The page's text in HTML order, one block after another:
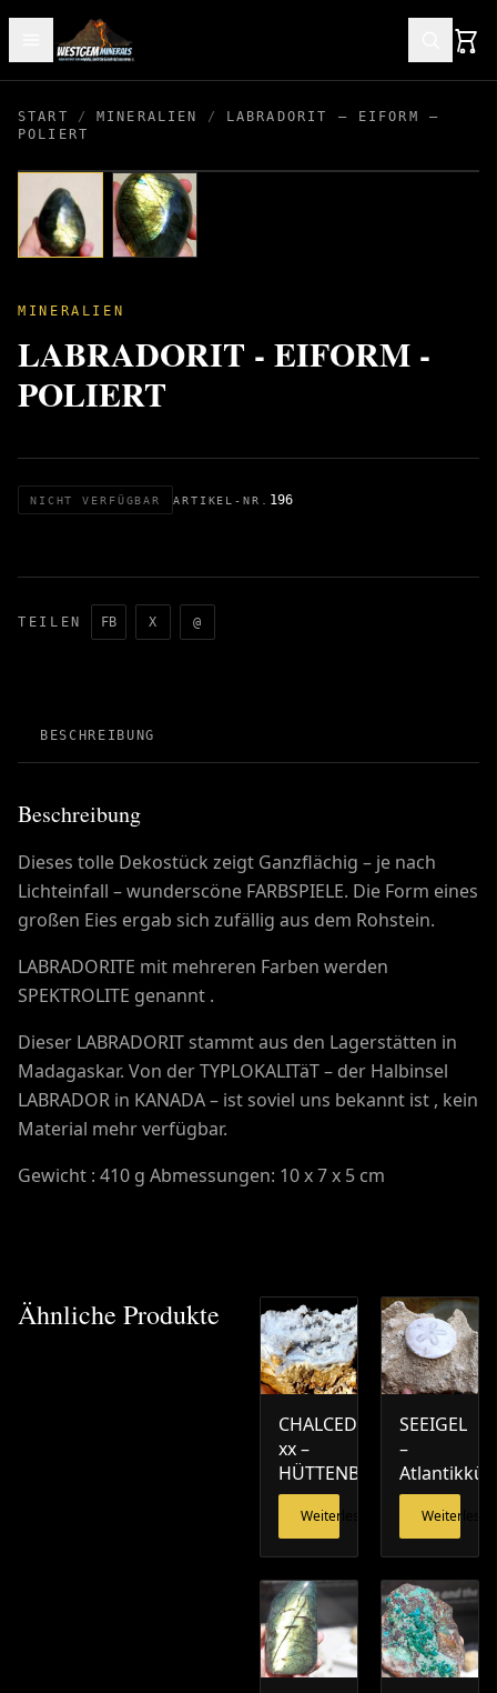
START / MINERALIEN /
LABRADORIT – EIFORM –
POLIERT
MINERALIEN
LABRADORIT - EIFORM -
POLIERT
NICHT VERFÜGBAR ARTIKEL-NR. 196
TEILEN FB X @
BESCHREIBUNG
Beschreibung
Dieses tolle Dekostück zeigt Ganzflächig – je nach
Lichteinfall – wunderscöne FARBSPIELE. Die Form eines
großen Eies ergab sich zufällig aus dem Rohstein.
LABRADORITE mit mehreren Farben werden
SPEKTROLITE genannt .
Dieser LABRADORIT stammt aus den Lagerstätten in
Madagaskar. Von der TYPLOKALITäT – der Halbinsel
LABRADOR in KANADA – ist soviel uns bekannt ist , kein
Material mehr verfügbar.
Gewicht : 410 g Abmessungen: 10 x 7 x 5 cm
Ähnliche Produkte
CHALCEDON
xx –
HÜTTENBERG
Weiterlesen
SEEIGEL
–
Weiterlesen